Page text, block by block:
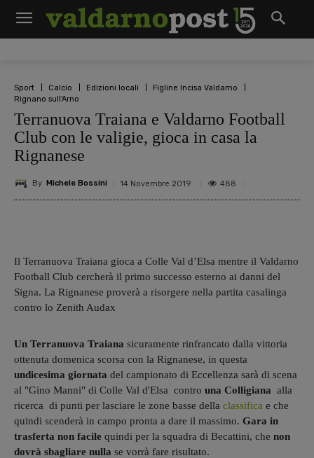
Sport Calcio Edizioni locali
Figline Incisa Valdarno
Rignano sull'Arno
Terranuova Traiana e Valdarno Football
Club con le valigie, gioca in casa la
Rignanese
By Michele Bossini 14 Novembre 2019 488
Il Terranuova Traiana gioca a Colle Val d’Elsa mentre il Valdarno
Football Club cercherà il primo successo esterno ai danni del
Signa. La Rignanese proverà a risorgere nella partita casalinga
contro lo Zenith Audax
Un Terranuova Traiana sicuramente rinfrancato dalla vittoria
ottenuta domenica scorsa con la Rignanese, in questa
undicesima giornata del campionato di Eccellenza sarà di scena
al "Gino Manni" di Colle Val d'Elsa contro una Colligiana alla
ricerca di punti per lasciare le zone basse della classifica e che
quindi scenderà in campo pronta a dare il massimo. Gara in
trasferta non facile quindi per la squadra di Becattini, che non
dovrà sbagliare nulla se vorrà fare risultato.